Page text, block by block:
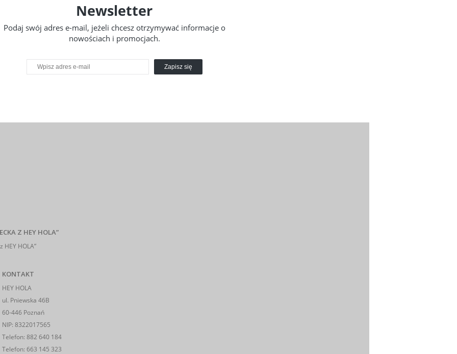
Newsletter
Podaj swój adres e-mail, jeżeli chcesz otrzymywać informacje o
nowościach i promocjach.
Zapisz się
Z HEY HOLA”
HEY HOLA”
KONTAKT
HEY HOLA
ul. Pniewska 46B
60-446 Poznań
NIP: 8322017565
Telefon: 882 640 184
Telefon: 663 145 323